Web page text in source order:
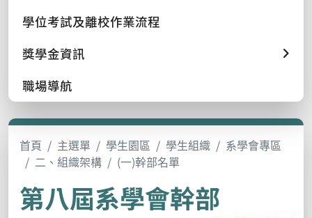
學位考試及離校作業流程
獎學金資訊
職場導航
首頁 主選單 學生園區 學生組織
系學會專區
二、組織架構
(一)幹部名單
第八屆系學會幹部